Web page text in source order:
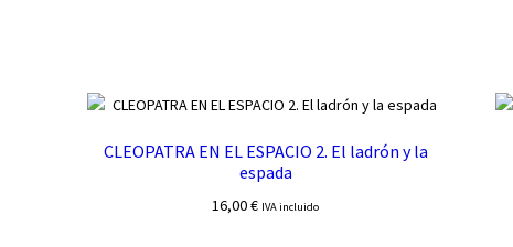
CLEOPATRA EN EL ESPACIO 2. El ladrón y la
espada
16,00€ IVA incluido